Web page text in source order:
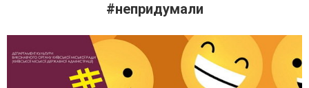
#непридумали